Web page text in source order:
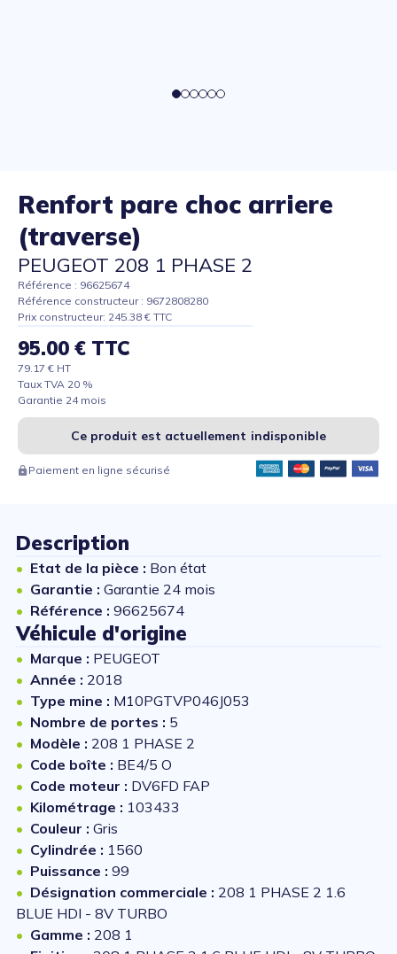
Renfort pare choc arriere
(traverse)
PEUGEOT 208 1 PHASE 2
Référence : 96625674
Référence constructeur : 9672808280
Prix constructeur: 245.38 € TTC
95.00 € TTC
79.17 € HT
Taux TVA 20 %
Garantie 24 mois
Ce produit est actuellement indisponible
Paiement en ligne sécurisé
Description
Etat de la pièce : Bon état
Garantie : Garantie 24 mois
Référence : 96625674
Véhicule d'origine
Marque : PEUGEOT
Année : 2018
Type mine : M10PGTVP046J053
Nombre de portes : 5
Modèle : 208 1 PHASE 2
Code boîte : BE4/5 O
Code moteur : DV6FD FAP
Kilométrage : 103433
Couleur : Gris
Cylindrée : 1560
Puissance : 99
Désignation commerciale : 208 1 PHASE 2 1.6
BLUE HDI - 8V TURBO
Gamme : 208 1